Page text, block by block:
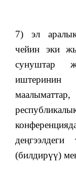
7) эл
чейин эки
сунуштар
иштеринин
(билдирүү)